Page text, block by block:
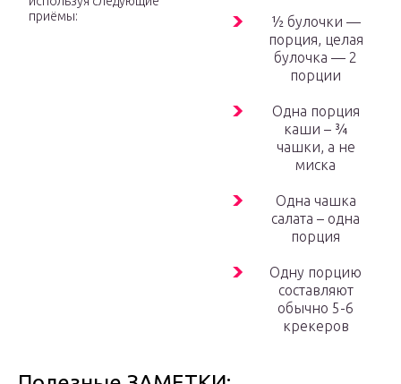
приёмы:
½ булочки —
порция, целая
булочка — 2
порции
Одна порция
каши – ¾
чашки, а не
миска
Одна чашка
салата – одна
порция
Одну порцию
составляют
обычно 5-6
крекеров